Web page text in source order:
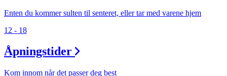
Enten du kommer sulten til senteret, eller tar med varene hjem
12 - 18
Åpningstider
Kom innom når det passer deg best